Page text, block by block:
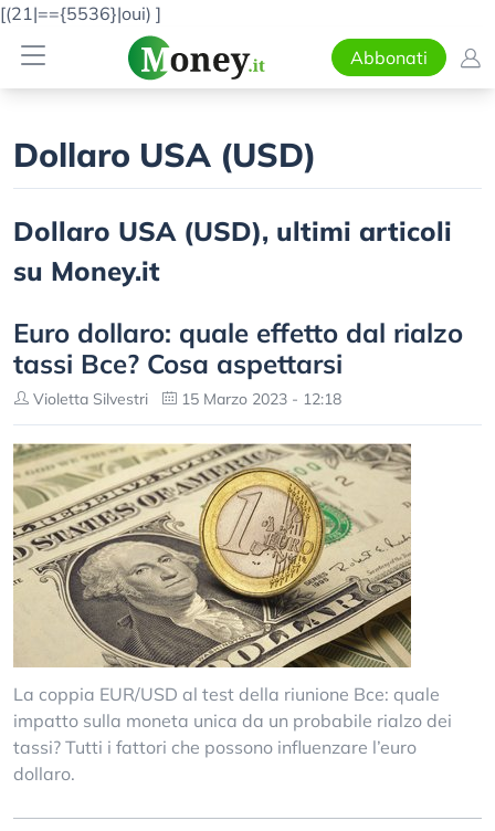
[(21|=={5536}|oui) ]
Abbonati
Dollaro USA (USD)
Dollaro USA (USD), ultimi articoli
su Money.it
Euro dollaro: quale effetto dal rialzo
tassi Bce? Cosa aspettarsi
Violetta Silvestri 15 Marzo 2023 - 12:18
La coppia EUR/USD al test della riunione Bce: quale
impatto sulla moneta unica da un probabile rialzo dei
tassi? Tutti i fattori che possono influenzare l’euro
dollaro.